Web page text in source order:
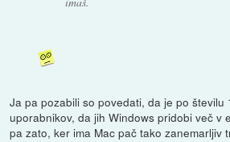
Ja pa pozabili so povedati, da je po številu
uporabnikov, da jih Windows pridobi več v
pa zato, ker ima Mac pač tako zanemarljiv